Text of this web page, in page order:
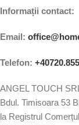
Informații contact:
Email:
Telefon:
ANGEL TOUCH
Bdul. Timisoara 53
la Registrul